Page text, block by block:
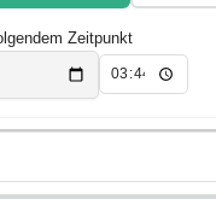
Zeitpunkt